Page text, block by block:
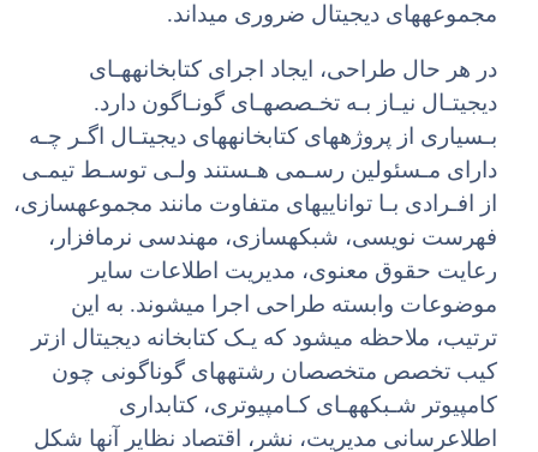
مجموعههای دیجیتال ضروری میداند.
در هر حال طراحی، ایجاد اجرای کتابخانههـای
دیجیتـال نیـاز بـه تخـصصهـای گونـاگون دارد.
بـسیاری از پروژههای کتابخانههای دیجیتـال اگـر چـه
دارای مـسئولین رسـمی هـستند ولـی توسـط تیمـی
از افـرادی بـا تواناییهای متفاوت مانند مجموعهسازی،
فهرست نویسی، شبکهسازی، مهندسی نرمافزار،
رعایت حقوق معنوی، مدیریت اطلاعات سایر
موضوعات وابسته طراحی اجرا میشوند. به این
ترتیب، ملاحظه میشود که یـک کتابخانه دیجیتال ازتر
کیب تخصص متخصصان رشتههای گوناگونی چون
کامپیوتر شـبکههـای کـامپیوتری، کتابداری
اطلاعرسانی مدیریت، نشر، اقتصاد نظایر آنها شکل